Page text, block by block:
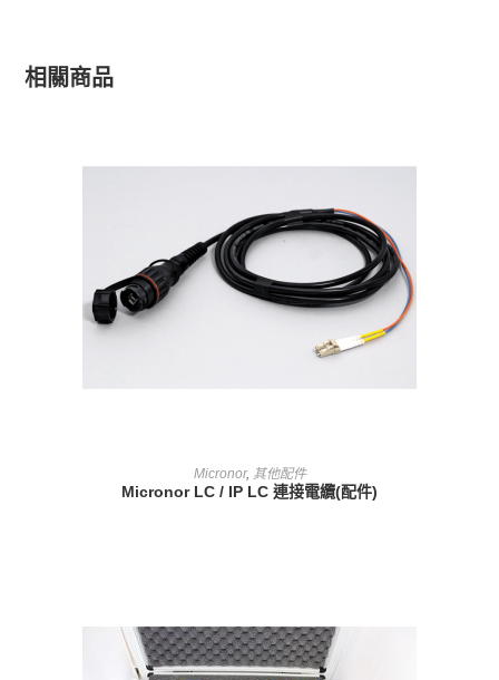
相關商品
查看內容
Micronor, 其他配件
Micronor LC / IP LC 連接電纜(配件)